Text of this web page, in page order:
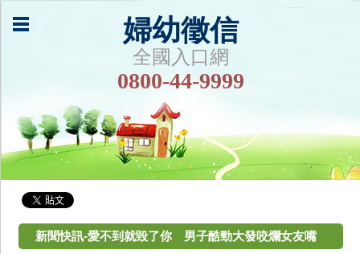
婦幼徵信
全國入口網
0800-44-9999
新聞快訊-愛不到就毀了你 男子酷勁大發咬爛女友嘴